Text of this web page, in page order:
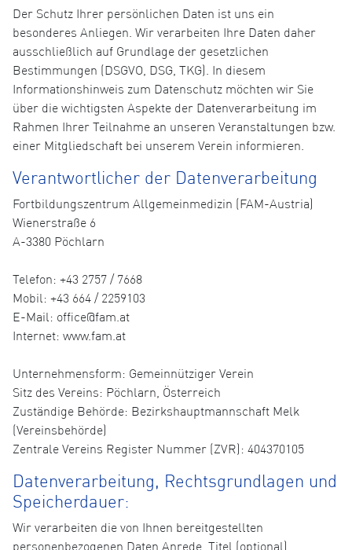
Der Schutz Ihrer persönlichen Daten ist uns ein
besonderes Anliegen. Wir verarbeiten Ihre Daten daher
ausschließlich auf Grundlage der gesetzlichen
Bestimmungen (DSGVO, DSG, TKG). In diesem
Informationshinweis zum Datenschutz möchten wir Sie
über die wichtigsten Aspekte der Datenverarbeitung im
Rahmen Ihrer Teilnahme an unseren Veranstaltungen bzw.
einer Mitgliedschaft bei unserem Verein informieren.
Verantwortlicher der Datenverarbeitung
Fortbildungszentrum Allgemeinmedizin (FAM-Austria)
Wienerstraße 6
A-3380 Pöchlarn
Telefon: +43 2757 / 7668
Mobil: +43 664 / 2259103
E-Mail: office@fam.at
Internet: www.fam.at
Unternehmensform: Gemeinnütziger Verein
Sitz des Vereins: Pöchlarn, Österreich
Zuständige Behörde: Bezirkshauptmannschaft Melk
(Vereinsbehörde)
Zentrale Vereins Register Nummer (ZVR): 404370105
Datenverarbeitung, Rechtsgrundlagen und
Speicherdauer:
Wir verarbeiten die von Ihnen bereitgestellten
personenbezogenen Daten Anrede, Titel (optional),